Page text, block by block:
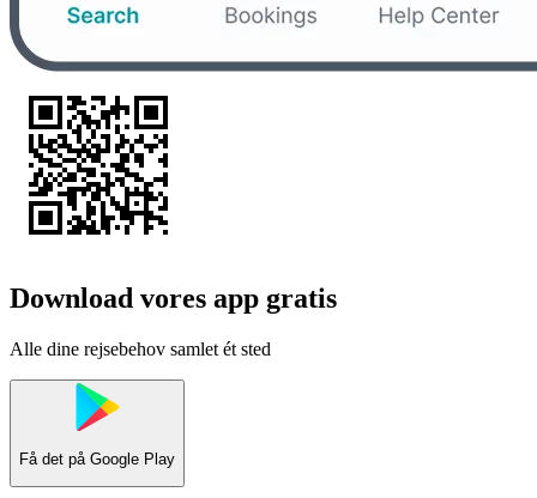
Download vores app gratis
Alle dine rejsebehov samlet ét sted
Få det på Google Play